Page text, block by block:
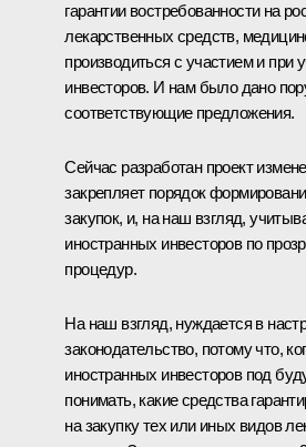
гарантии востребованности на
лекарственных средств,
производиться с участием и при
инвесторов. И нам было дано
соответствующие предложения.
Сейчас разработан проект
закрепляет порядок
закупок, и, на наш взгляд,
иностранных инвесторов по
процедур.
На наш взгляд, нуждается в
законодательство, потому что,
иностранных инвесторов под
понимать, какие средства
на закупку тех или иных видов